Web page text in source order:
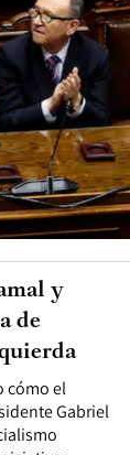
cómo el
Gabriel
y
de